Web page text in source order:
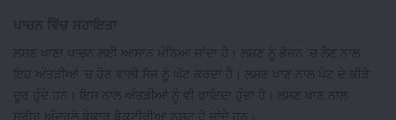
ਲਸਣ ਖਾਣਾ ਪਾਚਨ ਲਈ ਆਸਾਨ ਮੰਨਿਆ ਜਾਂਦਾ ਹੈ। ਲਸਣ ਨੂੰ ਭੋਜਨ 'ਚ ਲੈਣ ਨਾਲ
ਇਹ ਅੰਤੜੀਆਂ 'ਚ ਹੋਣ ਵਾਲੀ ਸੋਜ ਨੂੰ ਘੱਟ ਕਰਦਾ ਹੈ। ਲਸਣ ਖਾਣ ਨਾਲ ਪੇਟ ਦੇ ਕੀੜੇ
ਦੂਰ ਹੁੰਦੇ ਹਨ। ਇਸ ਨਾਲ ਅੰਤੜੀਆਂ ਨੂੰ ਵੀ ਫਾਇਦਾ ਹੁੰਦਾ ਹੈ। ਲਸਣ ਖਾਣ ਨਾਲ
ਸਰੀਰ ਅੰਦਰਲੇ ਬੇਕਾਰ ਬੈਕਟੀਰੀਆ ਨਸ਼ਟ ਹੋ ਜਾਂਦੇ ਹਨ।